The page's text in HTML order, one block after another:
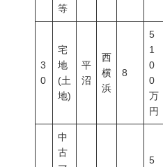
等
3
0
宅
地
(土
地)
平
沼
西
横
浜
8
5
1
0
0
万
円
中
古
5